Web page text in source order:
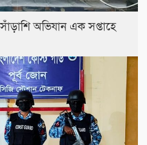
অভিযান এক সপ্তাহে